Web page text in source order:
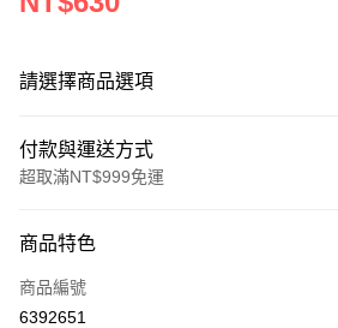
請選擇商品選項
付款與運送方式
超取滿NT$999免運
信用卡一次付款
信用卡分期付款
商品特色
商品編號
6392651